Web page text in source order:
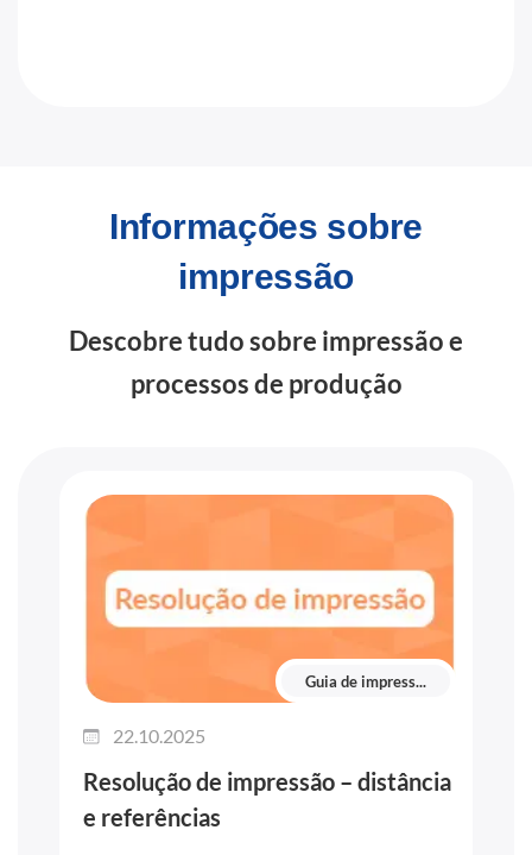
Informações sobre
impressão
Descobre tudo sobre impressão e
processos de produção
Guia de impress...
22.10.2025
Resolução de impressão – distância
e referências